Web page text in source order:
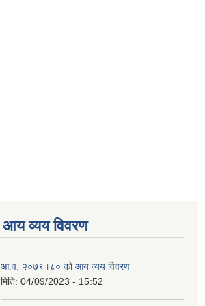
आय व्यय विवरण
आ.व. २०७९।८० को आय व्यय विवरण
मिति: 04/09/2023 - 15:52